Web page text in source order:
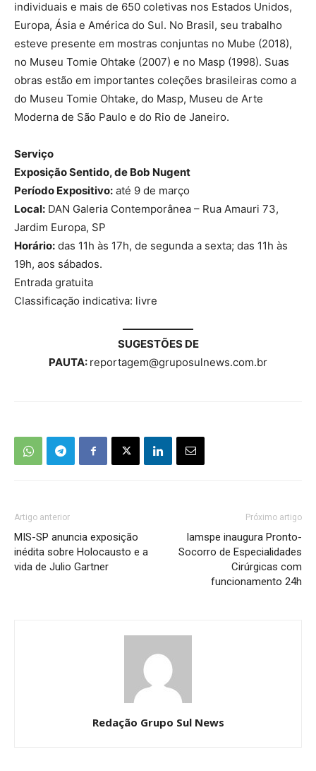
individuais e mais de 650 coletivas nos Estados Unidos,
Europa, Ásia e América do Sul. No Brasil, seu trabalho
esteve presente em mostras conjuntas no Mube (2018),
no Museu Tomie Ohtake (2007) e no Masp (1998). Suas
obras estão em importantes coleções brasileiras como a
do Museu Tomie Ohtake, do Masp, Museu de Arte
Moderna de São Paulo e do Rio de Janeiro.
Serviço
Exposição Sentido, de Bob Nugent
Período Expositivo: até 9 de março
Local: DAN Galeria Contemporânea – Rua Amauri 73,
Jardim Europa, SP
Horário: das 11h às 17h, de segunda a sexta; das 11h às
19h, aos sábados.
Entrada gratuita
Classificação indicativa: livre
SUGESTÕES DE
PAUTA: reportagem@gruposulnews.com.br
Artigo anterior
MIS-SP anuncia exposição
inédita sobre Holocausto e a
vida de Julio Gartner
Próximo artigo
Iamspe inaugura Pronto-
Socorro de Especialidades
Cirúrgicas com
funcionamento 24h
Redação Grupo Sul News